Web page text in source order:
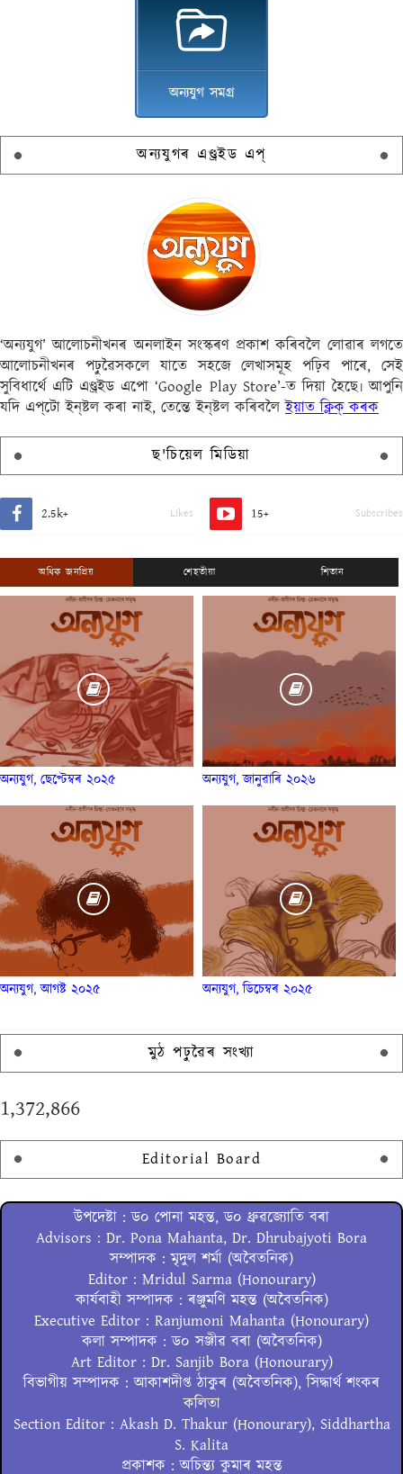
অন্যযুগ সমগ্ৰ
অন্যযুগৰ এণ্ড্ৰইড এপ্
‘অন্যযুগ’ আলোচনীখনৰ অনলাইন সংস্কৰণ প্ৰকাশ কৰিবলৈ লোৱাৰ লগতে
আলোচনীখনৰ পঢ়ুৱৈসকলে যাতে সহজে লেখাসমূহ পঢ়িব পাৰে, সেই
সুবিধাৰ্থে এটি এণ্ড্ৰইড এপো ‘Google Play Store’-ত দিয়া হৈছে৷ আপুনি
যদি এপ্‌টো ইন্‌ষ্টল কৰা নাই, তেন্তে ইন্‌ষ্টল কৰিবলৈইয়াত ক্লিক্ কৰক
ছ'চিয়েল মিডিয়া
2.5k+ Likes 15+ Subscribes
অধিক জনপ্ৰিয় শেহতীয়া শিতান
অন্যযুগ, ছেপ্টেম্বৰ ২০২৫ অন্যযুগ, জানুৱাৰি ২০২৬
অন্যযুগ, আগষ্ট ২০২৫ অন্যযুগ, ডিচেম্বৰ ২০২৫
মুঠ পঢ়ুৱৈৰ সংখ্যা
1,372,866
Editorial Board
উপদেষ্টা : ড০ পোনা মহন্ত, ড০ ধ্ৰুৱজ্যোতি বৰা
Advisors : Dr. Pona Mahanta, Dr. Dhrubajyoti Bora
সম্পাদক : মৃদুল শৰ্মা (অবৈতনিক)
Editor : Mridul Sarma (Honourary)
কাৰ্যবাহী সম্পাদক : ৰঞ্জুমণি মহন্ত (অবৈতনিক)
Executive Editor : Ranjumoni Mahanta (Honourary)
কলা সম্পাদক : ড০ সঞ্জীৱ বৰা (অবৈতনিক)
Art Editor : Dr. Sanjib Bora (Honourary)
বিভাগীয় সম্পাদক : আকাশদীপ্ত ঠাকুৰ (অবৈতনিক), সিদ্ধাৰ্থ শংকৰ
কলিতা
Section Editor : Akash D. Thakur (Honourary), Siddhartha
S. Kalita
প্ৰকাশক : অচিন্ত্য কুমাৰ মহন্ত